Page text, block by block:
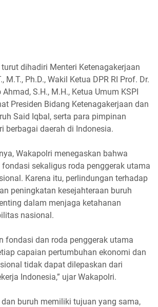
dihadiri Menteri Ketenagakerjaan
M.T., Ph.D., Wakil Ketua DPR RI Prof. Dr.
S.H., M.H., Ketua Umum KSPI
Presiden Bidang Ketenagakerjaan dan
Said Iqbal, serta para pimpinan
berbagai daerah di Indonesia.
Wakapolri menegaskan bahwa
sekaligus roda penggerak utama
Karena itu, perlindungan terhadap
peningkatan kesejahteraan buruh
dalam menjaga ketahanan
nasional.
fondasi dan roda penggerak utama
capaian pertumbuhan ekonomi dan
tidak dapat dilepaskan dari
Indonesia,” ujar Wakapolri.
buruh memiliki tujuan yang sama,